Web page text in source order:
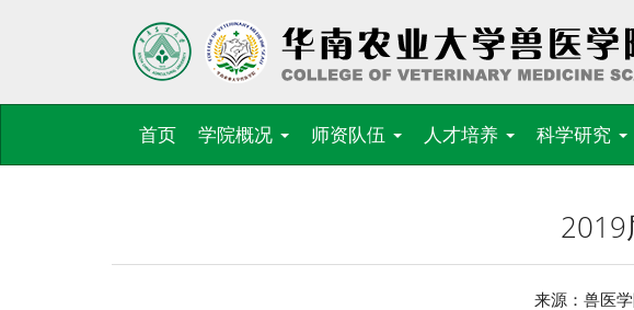
首页 学院概况 师资队伍 人才培养 科学研究
2019
来源：兽医